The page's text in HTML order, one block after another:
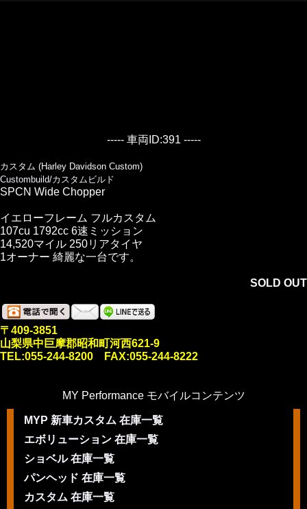
----- 車両ID:391 -----
カスタム (Harley Davidson Custom)
Custombuild/カスタムビルド
SPCN Wide Chopper
イエローフレーム フルカスタム
107cu 1792cc 6速ミッション
14,520マイル 250リアタイヤ
1オーナー 綺麗な一台です。
SOLD OUT
〒409-3851
山梨県中巨摩郡昭和町河西621-9
TEL:055-244-8200 FAX:055-244-8222
MY Performance モバイルコンテンツ
MYP 新車カスタム 在庫一覧
エボリューション 在庫一覧
ショベル 在庫一覧
パンヘッド 在庫一覧
カスタム 在庫一覧